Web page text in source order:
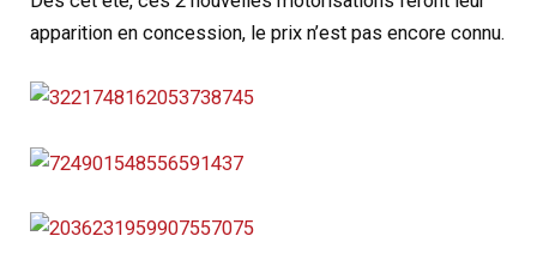
apparition en concession, le prix n’est pas encore connu.